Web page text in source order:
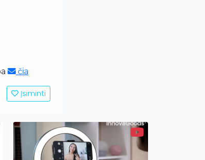
čia
Įsiminti